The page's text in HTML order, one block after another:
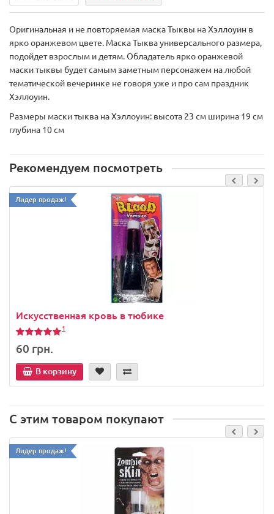
Оригинальная и не повторяемая маска Тыквы на Хэллоуин в
ярко оранжевом цвете. Маска Тыква универсального размера,
подойдет взрослым и детям. Обладатель ярко оранжевой
маски тыквы будет самым заметным персонажем на любой
тематической вечеринке не говоря уже и про сам праздник
Хэллоуин.
Размеры маски тыква на Хэллоуин: высота 23 см ширина 19 см
глубина 10 см
Рекомендуем посмотреть
Лидер продаж!
Искусственная кровь в тюбике
1
60 грн.
В корзину
С этим товаром покупают
Лидер продаж!